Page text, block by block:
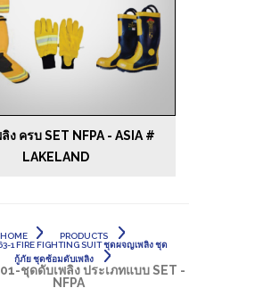
ง ครบ SET NFPA - ASIA #
LAKELAND
HOME
PRODUCTS
1 FIRE FIGHTING SUIT ชุดผจญเพลิง ชุด
กู้ภัย ชุดซ้อมดับเพลิง
01-ชุดดับเพลิง ประเภทแบบ SET -
NFPA